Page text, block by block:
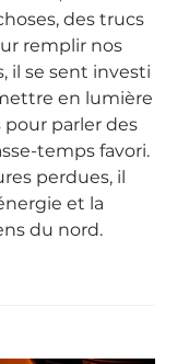
des trucs
remplir nos
il se sent investi
en lumière
pour parler des
temps favori.
perdues, il
et la
du nord.